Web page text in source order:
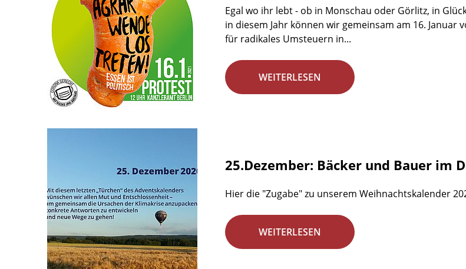
Egal wo ihr lebt - ob in Monschau oder Görlitz, in
in diesem Jahr können wir gemeinsam am 16.
für radikales Umsteuern in...
WEITERLESEN
25.Dezember: Bäcker und Bauer im
Hier die "Zugabe" zu unserem Weihnachtskalender
WEITERLESEN